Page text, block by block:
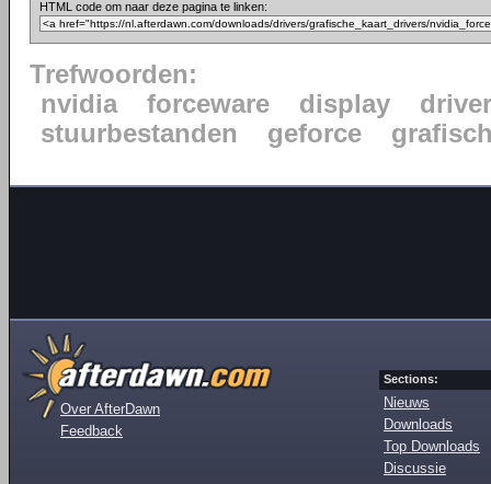
HTML code om naar deze pagina te linken:
Trefwoorden:
nvidia
forceware display
driver
stuurbestanden
geforce
Over AfterDawn
Feedback
Sections:
Nieuws
Downloads
Top Downloads
Discussie